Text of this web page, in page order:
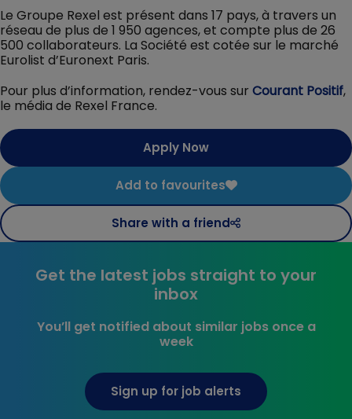
Le Groupe Rexel est présent dans 17 pays, à travers un
réseau de plus de 1 950 agences, et compte plus de 26
500 collaborateurs. La Société est cotée sur le marché
Eurolist d’Euronext Paris.
Pour plus d’information, rendez-vous sur Courant Positif,
le média de Rexel France.
Apply Now
Add to favourites
Share with a friend
Get the latest jobs straight to your
inbox
You’ll get notified about similar jobs once a
week
Sign up for job alerts